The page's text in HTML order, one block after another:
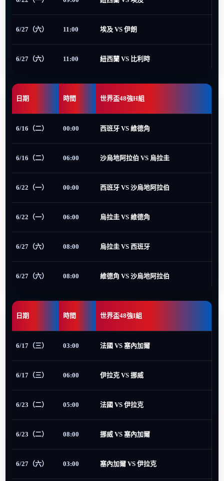
6/27（六） 11:00 埃及 VS 伊朗
6/27（六） 11:00 紐西蘭 VS 比利時
日期 時間 世界盃48強H組
6/16（二） 00:00 西班牙 VS 維德角
6/16（二） 06:00 沙烏地阿拉伯 VS 烏拉圭
6/22（一） 00:00 西班牙 VS 沙烏地阿拉伯
6/22（一） 06:00 烏拉圭 VS 維德角
6/27（六） 08:00 烏拉圭 VS 西班牙
6/27（六） 08:00 維德角 VS 沙烏地阿拉伯
日期 時間 世界盃48強I組
6/17（三） 03:00 法國 VS 塞內加爾
6/17（三） 06:00 伊拉克 VS 挪威
6/23（二） 05:00 法國 VS 伊拉克
6/23（二） 08:00 挪威 VS 塞內加爾
6/27（六） 03:00 塞內加爾 VS 伊拉克